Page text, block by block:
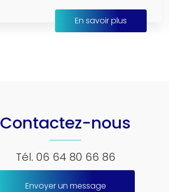
En savoir plus
Contactez-nous
Tél. 06 64 80 66 86
Envoyer un message